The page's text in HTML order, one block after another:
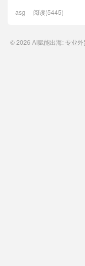
asg 阅读(5445)
© 2026 AI赋能出海: 专业